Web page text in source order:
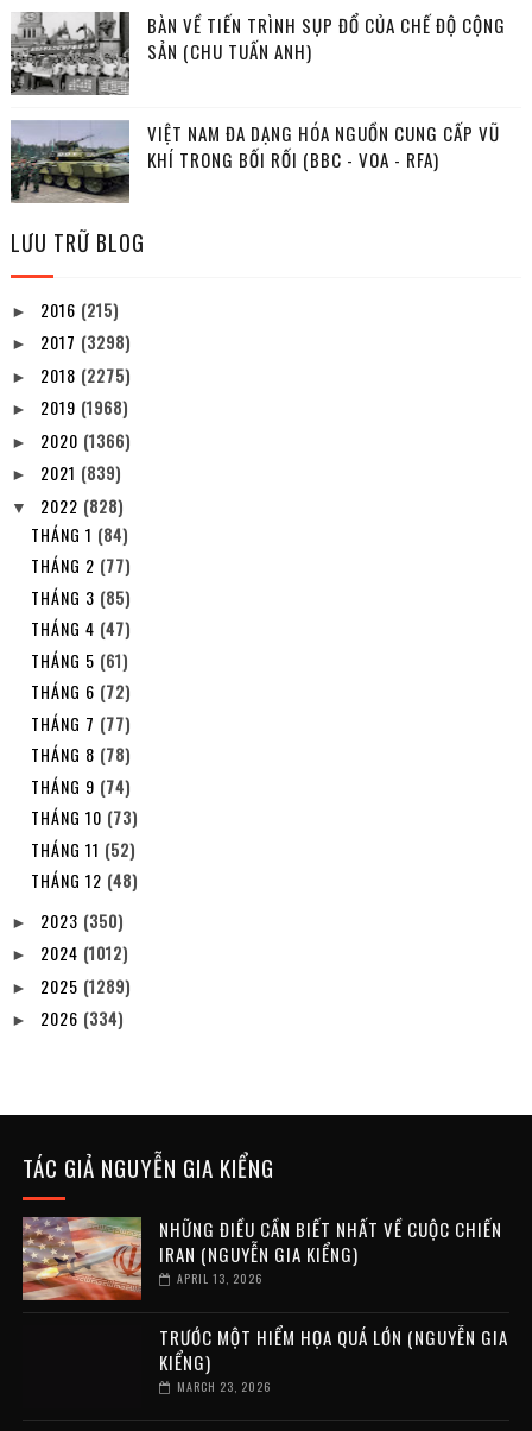
BÀN VỀ TIẾN TRÌNH SỤP ĐỔ CỦA CHẾ ĐỘ CỘNG
SẢN (CHU TUẤN ANH)
VIỆT NAM ĐA DẠNG HÓA NGUỒN CUNG CẤP VŨ
KHÍ TRONG BỐI RỐI (BBC - VOA - RFA)
LƯU TRỮ BLOG
► 2016 (215)
► 2017 (3298)
► 2018 (2275)
► 2019 (1968)
► 2020 (1366)
► 2021 (839)
▼ 2022 (828)
THÁNG 1 (84)
THÁNG 2 (77)
THÁNG 3 (85)
THÁNG 4 (47)
THÁNG 5 (61)
THÁNG 6 (72)
THÁNG 7 (77)
THÁNG 8 (78)
THÁNG 9 (74)
THÁNG 10 (73)
THÁNG 11 (52)
THÁNG 12 (48)
► 2023 (350)
► 2024 (1012)
► 2025 (1289)
► 2026 (334)
TÁC GIẢ NGUYỄN GIA KIỂNG
NHỮNG ĐIỀU CẦN BIẾT NHẤT VỀ CUỘC CHIẾN
IRAN (NGUYỄN GIA KIỂNG)
APRIL 13, 2026
TRƯỚC MỘT HIỂM HỌA QUÁ LỚN (NGUYỄN GIA
KIỂNG)
MARCH 23, 2026